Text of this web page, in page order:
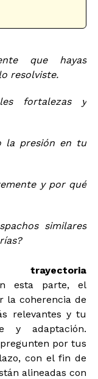
que hayas
resolviste.
fortalezas y
la presión en tu
y por qué
similares
esta parte, el
la coherencia de
relevantes y tu
y adaptación.
por tus
con el fin de
alineadas con